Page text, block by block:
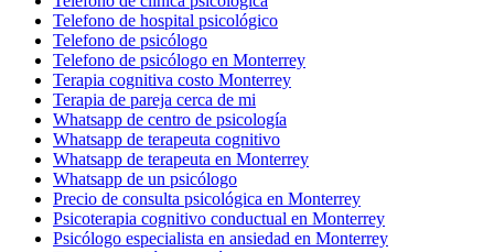
Telefono de hospital psicológico
Telefono de psicólogo
Telefono de psicólogo en Monterrey
Terapia cognitiva costo Monterrey
Terapia de pareja cerca de mi
Whatsapp de centro de psicología
Whatsapp de terapeuta cognitivo
Whatsapp de terapeuta en Monterrey
Whatsapp de un psicólogo
Precio de consulta psicológica en Monterrey
Psicoterapia cognitivo conductual en Monterrey
Psicólogo especialista en ansiedad en Monterrey